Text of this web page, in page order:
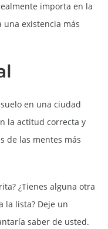
importa en la
una existencia más
en una ciudad
la actitud correcta y
de las mentes más
¿Tienes alguna otra
la lista? Deje un
saber de usted.